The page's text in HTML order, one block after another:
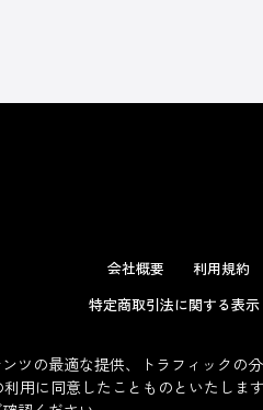
会社概要 利用規約
特定商取引法に関する表示
ツの最適な提供、トラフィックの
用に同意したことものといたします